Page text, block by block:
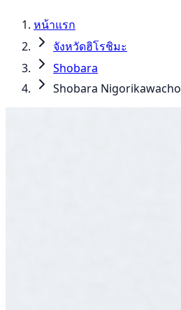
หน้าแรก
จังหวัดฮิโรชิมะ
Shobara
Shobara Nigorikawacho